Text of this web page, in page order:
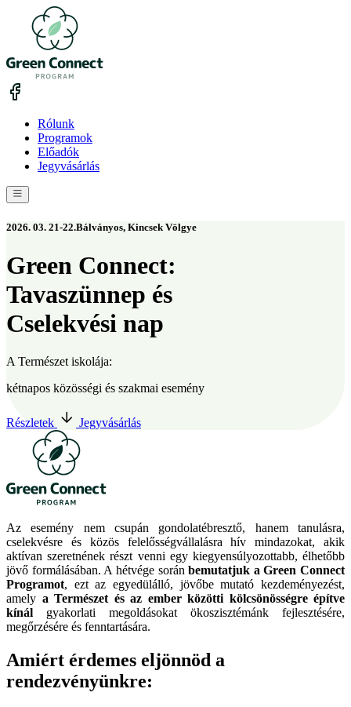
Rólunk
Programok
Előadók
Jegyvásárlás
2026. 03. 21-22.Bálványos, Kincsek Völgye
Green Connect:
Tavaszünnep és
Cselekvési nap
A Természet iskolája:
kétnapos közösségi és szakmai esemény
Részletek Jegyvásárlás
Az esemény nem csupán gondolatébresztő, hanem tanulásra,
cselekvésre és közös felelősségvállalásra hív mindazokat, akik
aktívan szeretnének részt venni egy kiegyensúlyozottabb, élhetőbb
jövő formálásában. A hétvége soránbemutatjuk a Green Connect
Programot, ezt az egyedülálló, jövőbe mutató kezdeményezést,
amely a Természet és az ember közötti kölcsönösségre építve
kínál gyakorlati megoldásokat ökoszisztémánk fejlesztésére,
megőrzésére és fenntartására.
Amiért érdemes eljönnöd a
rendezvényünkre: